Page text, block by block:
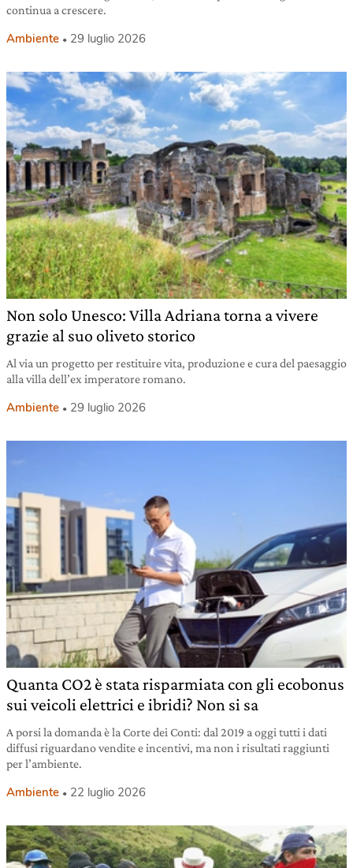
continua a crescere.
Ambiente 29 luglio 2026
Non solo Unesco: Villa Adriana torna a vivere
grazie al suo oliveto storico
Al via un progetto per restituire vita, produzione e cura del paesaggio
alla villa dell’ex imperatore romano.
Ambiente 29 luglio 2026
Quanta CO2 è stata risparmiata con gli ecobonus
sui veicoli elettrici e ibridi? Non si sa
A porsi la domanda è la Corte dei Conti: dal 2019 a oggi tutti i dati
diffusi riguardano vendite e incentivi, ma non i risultati raggiunti
per l’ambiente.
Ambiente 22 luglio 2026